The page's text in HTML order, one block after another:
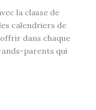
la classe de
calendriers de
offrir dans chaque
parents qui